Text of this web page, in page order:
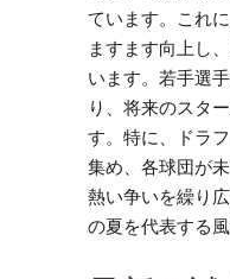
ています。これ
ますます向上し
います。若手選
り、将来のスタ
す。特に、ドラ
集め、各球団が
熱い争いを繰り
の夏を代表する